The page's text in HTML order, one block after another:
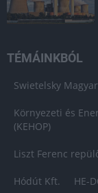
TÉMÁINKBÓL
Swietelsky
Környezeti és
(KEHOP)
Liszt Ferenc
Hódút Kft. HE-